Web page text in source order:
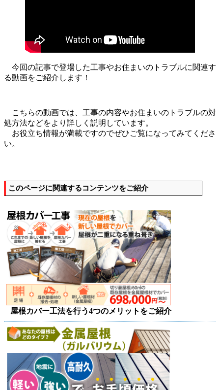
今回の記事で登場した工事やお住まいのトラブルに関連す
る動画をご紹介します！
こちらの動画では、工事の内容やお住まいのトラブルの対
処方法などをより詳しく説明しています。
お役立ち情報が満載ですのでぜひご覧になってみてくださ
い。
このページに関連するコンテンツをご紹介
屋根カバー工法を行う4つのメリットをご紹介